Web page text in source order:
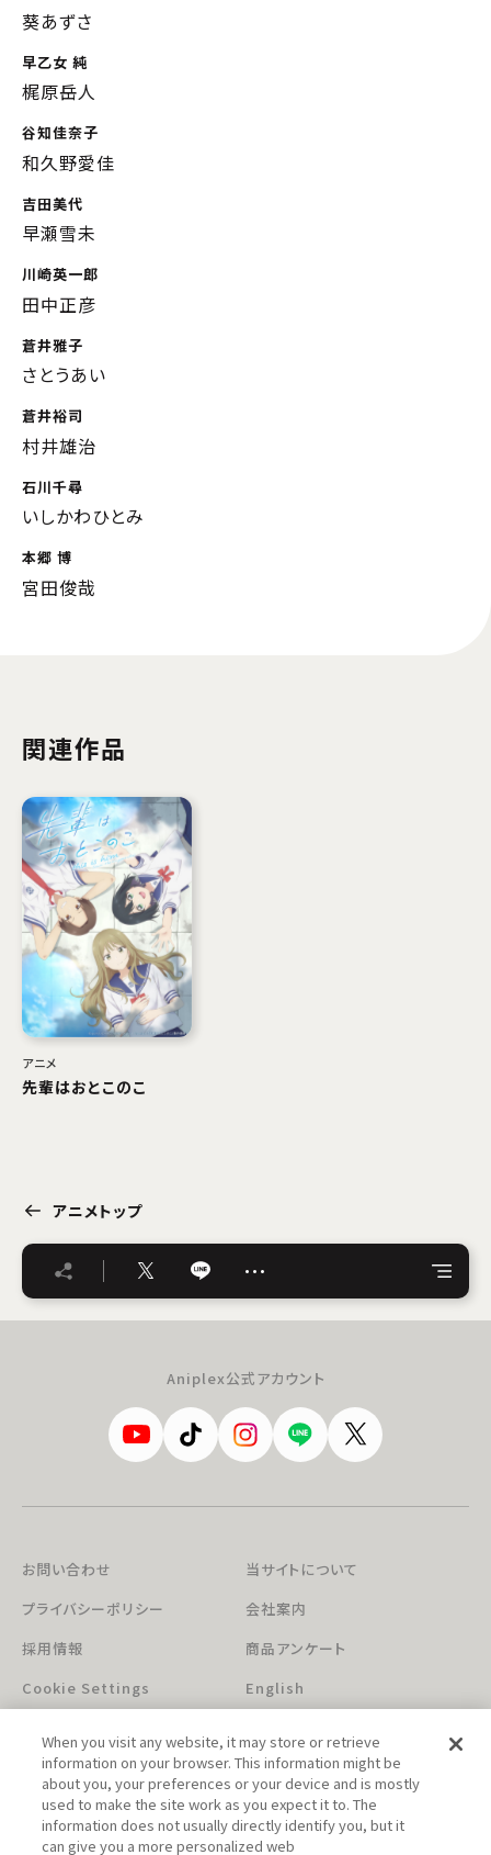
葵あずさ
早乙女 純
梶原岳人
谷知佳奈子
和久野愛佳
吉田美代
早瀬雪未
川崎英一郎
田中正彦
蒼井雅子
さとうあい
蒼井裕司
村井雄治
石川千尋
いしかわひとみ
本郷 博
宮田俊哉
関連作品
アニメ
先輩はおとこのこ
アニメトップ
…
Aniplex公式アカウント
お問い合わせ
当サイトについて
プライバシーポリシー
会社案内
採用情報
商品アンケート
Cookie Settings
English
When you visit any website, it may store or retrieve
information on your browser. This information might be
about you, your preferences or your device and is mostly
used to make the site work as you expect it to. The
information does not usually directly identify you, but it
can give you a more personalized web